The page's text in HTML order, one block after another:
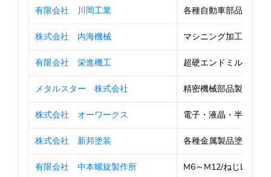
有限会社 川岡工業 各種自動車部品
株式会社 内海機械 マシニング加工
有限会社 栄進機工 超硬エンドミル・ド
メタルスター 株式会社 精密機械部品製造
株式会社 オーワークス 電子・液晶・半導体
株式会社 新邦塗装 各種金属製品塗装：静
有限会社 中本螺旋製作所 M6～M12/ねじL≦40の